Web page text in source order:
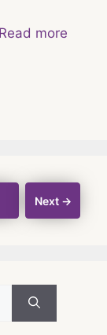
Read more
Next →